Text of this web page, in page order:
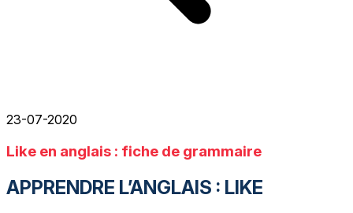
23-07-2020
Like en anglais : fiche de grammaire
APPRENDRE L’ANGLAIS : LIKE